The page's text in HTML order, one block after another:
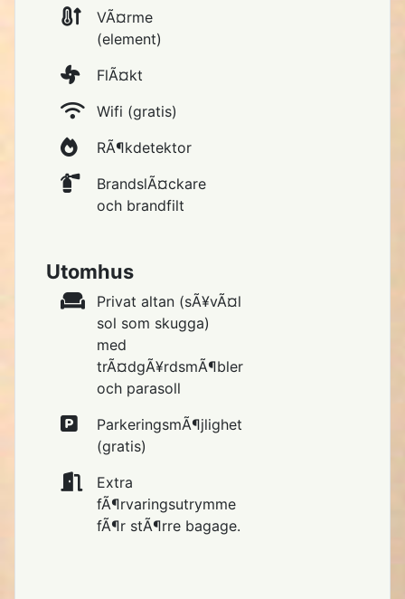
VÃ¤rme
(element)
FlÃ¤kt
Wifi (gratis)
RÃ¶kdetektor
BrandslÃ¤ckare
och brandfilt
Utomhus
Privat altan (sÃ¥vÃ¤l
sol som skugga)
med
trÃ¤dgÃ¥rdsmÃ¶bler
och parasoll
ParkeringsmÃ¶jlighet
(gratis)
Extra
fÃ¶rvaringsutrymme
fÃ¶r stÃ¶rre bagage.